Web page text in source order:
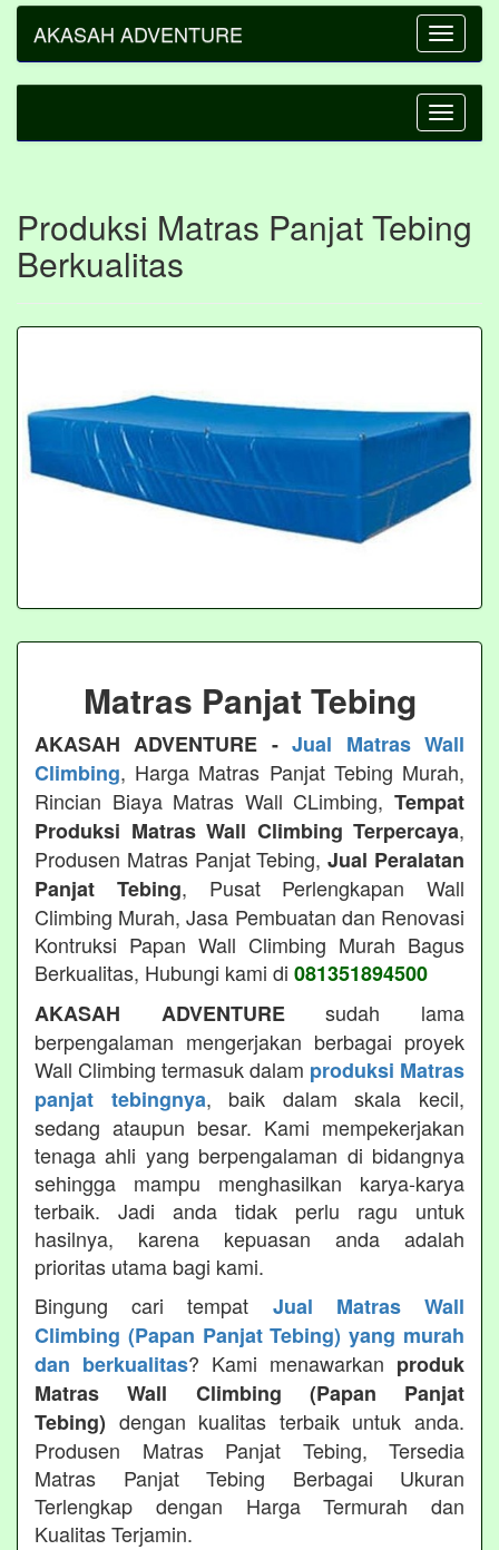
Toggle
AKASAH ADVENTURE
Toggle
Produksi Matras Panjat Tebing
Berkualitas
Matras Panjat Tebing
AKASAH ADVENTURE -Jual Matras Wall
Climbing, Harga Matras Panjat Tebing Murah,
Rincian Biaya Matras Wall CLimbing, Tempat
Produksi Matras Wall Climbing Terpercaya,
Produsen Matras Panjat Tebing,Jual Peralatan
Panjat Tebing, Pusat Perlengkapan Wall
Climbing Murah, Jasa Pembuatan dan Renovasi
Kontruksi Papan Wall Climbing Murah Bagus
Berkualitas, Hubungi kami di 081351894500
AKASAH ADVENTUREsudah lama
berpengalaman mengerjakan berbagai proyek
Wall Climbing termasuk dalam produksi Matras
panjat tebingnya, baik dalam skala kecil,
sedang ataupun besar. Kami mempekerjakan
tenaga ahli yang berpengalaman di bidangnya
sehingga mampu menghasilkan karya-karya
terbaik. Jadi anda tidak perlu ragu untuk
hasilnya, karena kepuasan anda adalah
prioritas utama bagi kami.
Bingung cari tempat Jual Matras Wall
Climbing (Papan Panjat Tebing) yang murah
dan berkualitas? Kami menawarkan produk
Matras Wall Climbing (Papan Panjat
Tebing) dengan kualitas terbaik untuk anda.
Produsen Matras Panjat Tebing, Tersedia
Matras Panjat Tebing Berbagai Ukuran
Terlengkap dengan Harga Termurah dan
Kualitas Terjamin.